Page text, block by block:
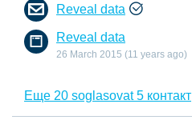
Reveal data
Reveal data
26 March 2015 (11 years ago)
Еще 20 soglasovat 5 контакт